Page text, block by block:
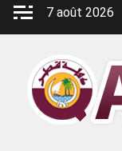
Aller
7 août 2026